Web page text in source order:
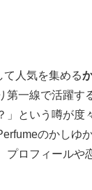
て人気を集める
第一線で活躍す
」という噂が度
のかしゆ
プロフィールや